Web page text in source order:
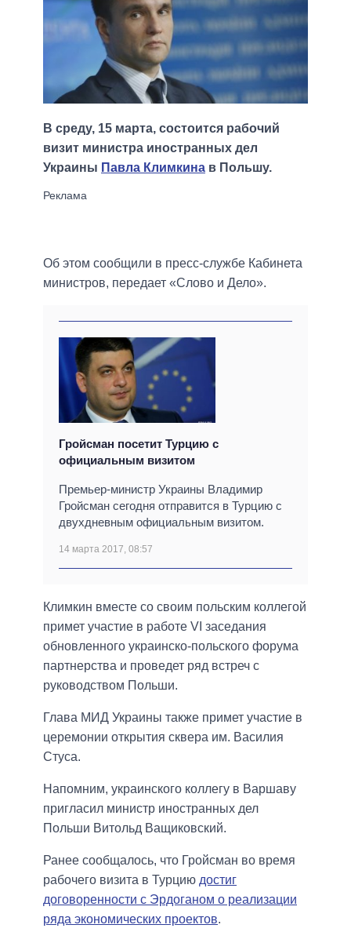
В среду, 15 марта, состоится рабочий
визит министра иностранных дел
Украины Павла Климкина в Польшу.
Об этом сообщили в пресс-службе Кабинета
министров, передает «Слово и Дело».
Гройсман посетит Турцию с
официальным визитом
Премьер-министр Украины Владимир
Гройсман сегодня отправится в Турцию с
двухдневным официальным визитом.
14 марта 2017, 08:57
Климкин вместе со своим польским коллегой
примет участие в работе VI заседания
обновленного украинско-польского форума
партнерства и проведет ряд встреч с
руководством Польши.
Глава МИД Украины также примет участие в
церемонии открытия сквера им. Василия
Стуса.
Напомним, украинского коллегу в Варшаву
пригласил министр иностранных дел
Польши Витольд Ващиковский.
Ранее сообщалось, что Гройсман во время
рабочего визита в Турцию достиг
договоренности с Эрдоганом о реализации
ряда экономических проектов.